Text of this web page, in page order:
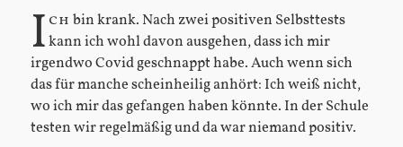
I ch bin krank. Nach zwei positiven Selbsttests
kann ich wohl davon ausgehen, dass ich mir
irgendwo Covid geschnappt habe. Auch wenn sich
das für manche scheinheilig anhört: Ich weiß nicht,
wo ich mir das gefangen haben könnte. In der Schule
testen wir regelmäßig und da war niemand positiv.